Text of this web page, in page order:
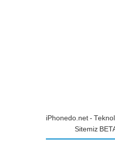
iPhonedo.net -
Sitemiz